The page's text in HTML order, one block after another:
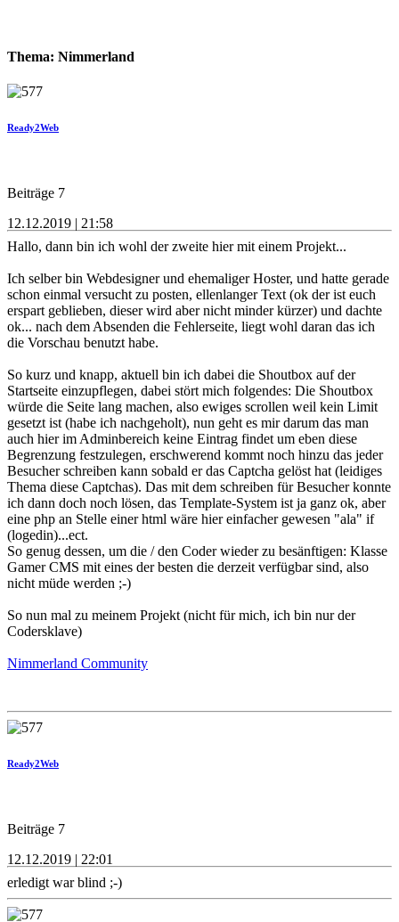
Thema: Nimmerland
Ready2Web
Beiträge 7
12.12.2019 | 21:58
Hallo, dann bin ich wohl der zweite hier mit einem Projekt...
Ich selber bin Webdesigner und ehemaliger Hoster, und hatte gerade
schon einmal versucht zu posten, ellenlanger Text (ok der ist euch
erspart geblieben, dieser wird aber nicht minder kürzer) und dachte
ok... nach dem Absenden die Fehlerseite, liegt wohl daran das ich
die Vorschau benutzt habe.
So kurz und knapp, aktuell bin ich dabei die Shoutbox auf der
Startseite einzupflegen, dabei stört mich folgendes: Die Shoutbox
würde die Seite lang machen, also ewiges scrollen weil kein Limit
gesetzt ist (habe ich nachgeholt), nun geht es mir darum das man
auch hier im Adminbereich keine Eintrag findet um eben diese
Begrenzung festzulegen, erschwerend kommt noch hinzu das jeder
Besucher schreiben kann sobald er das Captcha gelöst hat (leidiges
Thema diese Captchas). Das mit dem schreiben für Besucher konnte
ich dann doch noch lösen, das Template-System ist ja ganz ok, aber
eine php an Stelle einer html wäre hier einfacher gewesen "ala" if
(logedin)...ect.
So genug dessen, um die / den Coder wieder zu besänftigen: Klasse
Gamer CMS mit eines der besten die derzeit verfügbar sind, also
nicht müde werden ;-)
So nun mal zu meinem Projekt (nicht für mich, ich bin nur der
Codersklave)
Nimmerland Community
Ready2Web
Beiträge 7
12.12.2019 | 22:01
erledigt war blind ;-)